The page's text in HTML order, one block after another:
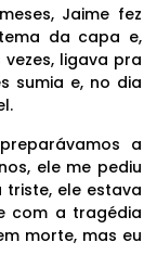
Jaime fez
da capa e,
vezes, ligava pra
sumia e, no dia
a
ele me pediu
triste, ele estava
com a tragédia
morte, mas eu